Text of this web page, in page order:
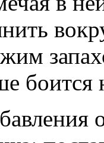
боится